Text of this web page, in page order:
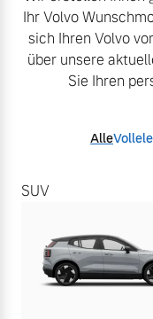
Ihr Volvo
sich Ihren Volvo
über unsere
Sie Ihren
Alle
SUV